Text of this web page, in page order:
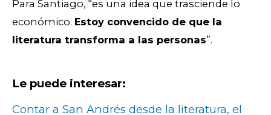
Para Santiago, “es una idea que trasciende lo
económico. Estoy convencido de que la
literatura transforma a las personas”.
Le puede interesar:
Contar a San Andrés desde la literatura, el